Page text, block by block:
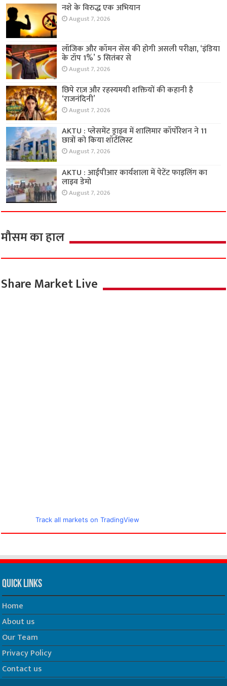
नशे के विरुद्ध एक अभियान
August 7, 2026
लॉजिक और कॉमन सेंस की होगी असली परीक्षा, ‘इंडिया
के टॉप 1%’ 5 सितंबर से
August 7, 2026
छिपे राज़ और रहस्यमयी शक्तियों की कहानी है
‘राजनंदिनी’
August 7, 2026
AKTU : प्लेसमेंट ड्राइव में शालिमार कॉर्पोरेशन ने 11
छात्रों को किया शॉर्टलिस्ट
August 7, 2026
AKTU : आईपीआर कार्यशाला में पेटेंट फाइलिंग का
लाइव डेमो
August 7, 2026
मौसम का हाल
Share Market Live
Track all markets on TradingView
Quick Links
Home
About us
Our Team
Privacy Policy
Contact us